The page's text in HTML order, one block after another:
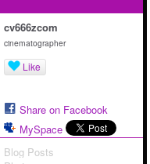
cv666zcom
cinematographer
Like
Share on Facebook
MySpace
Blog Posts